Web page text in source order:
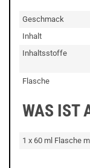
Geschmack
Inhalt
Inhaltsstoffe
Flasche
WAS IST
1 x 60 ml Flasche